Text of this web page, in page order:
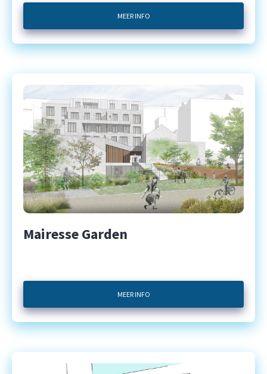
MEER INFO
Mairesse Garden
MEER INFO